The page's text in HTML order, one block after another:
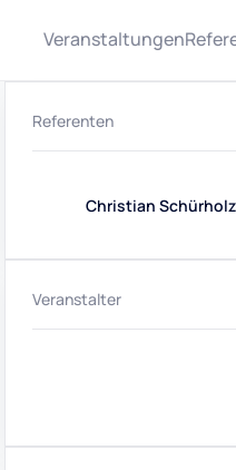
Veranstaltungen
Referenten
Christian Schürholz
Veranstalter